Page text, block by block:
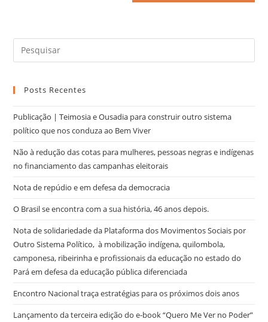
Posts Recentes
Publicação | Teimosia e Ousadia para construir outro sistema
político que nos conduza ao Bem Viver
Não à redução das cotas para mulheres, pessoas negras e indígenas
no financiamento das campanhas eleitorais
Nota de repúdio e em defesa da democracia
O Brasil se encontra com a sua história, 46 anos depois.
Nota de solidariedade da Plataforma dos Movimentos Sociais por
Outro Sistema Político, à mobilização indígena, quilombola,
camponesa, ribeirinha e profissionais da educação no estado do
Pará em defesa da educação pública diferenciada
Encontro Nacional traça estratégias para os próximos dois anos
Lançamento da terceira edição do e-book “Quero Me Ver no Poder”